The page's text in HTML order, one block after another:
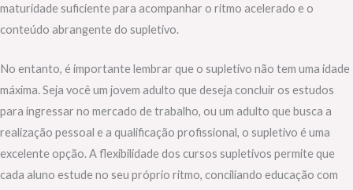
maturidade suficiente para acompanhar o ritmo acelerado e o
conteúdo abrangente do supletivo.
No entanto, é importante lembrar que o supletivo não tem uma idade
máxima. Seja você um jovem adulto que deseja concluir os estudos
para ingressar no mercado de trabalho, ou um adulto que busca a
realização pessoal e a qualificação profissional, o supletivo é uma
excelente opção. A flexibilidade dos cursos supletivos permite que
cada aluno estude no seu próprio ritmo, conciliando educação com